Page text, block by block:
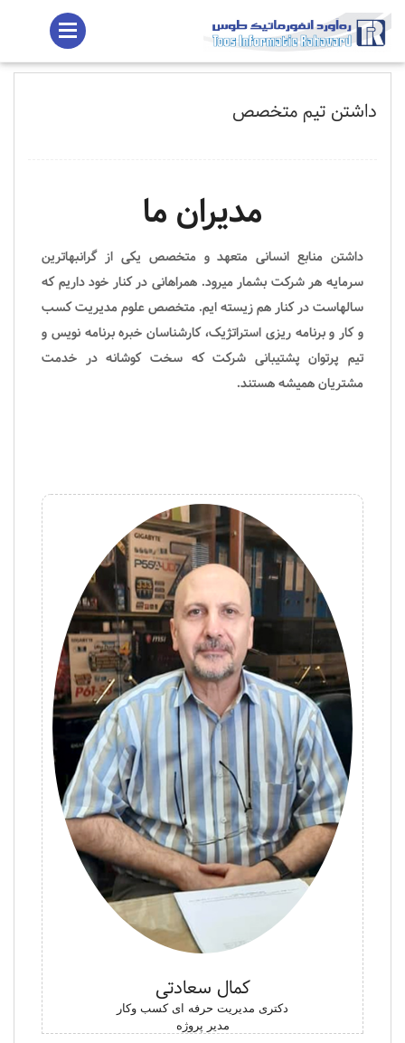
داشتن تیم متخصص
مدیران ما
داشتن منابع انسانی متعهد و متخصص یکی از گرانبهاترین
سرمایه هر شرکت بشمار میرود. همراهانی در کنار خود داریم که
سالهاست در کنار هم زیسته ایم. متخصص علوم مدیریت کسب
و کار و برنامه ریزی استراتژیک، کارشناسان خبره برنامه نویس و
تیم پرتوان پشتیبانی شرکت که سخت کوشانه در خدمت
مشتریان همیشه هستند.
کمال سعادتی
دکتری مدیریت حرفه ای کسب وکار
مدیر پروژه